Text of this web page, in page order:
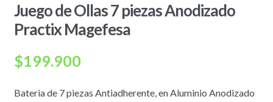
Juego de Ollas 7 piezas Anodizado
Practix Magefesa
$199.900
Bateria de 7 piezas Antiadherente, en Aluminio Anodizado